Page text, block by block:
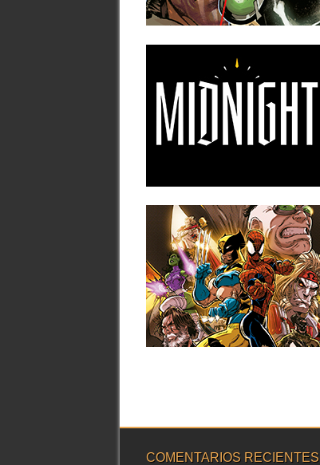
▶
MIDNIGHT, EL
TERRORÍFICO NUEVO
UNIVERSO MARVEL
Midnight será la nueva línea editorial de
Marvel que veremos en...
22.02.26
MARVEL PREVIEWS
SPIDER-MAN &
WOLVERINE #10
A continuación puedes ver las primeras
páginas del comic-book Spider-Man &...
▶
COMENTARIOS RECIENTES